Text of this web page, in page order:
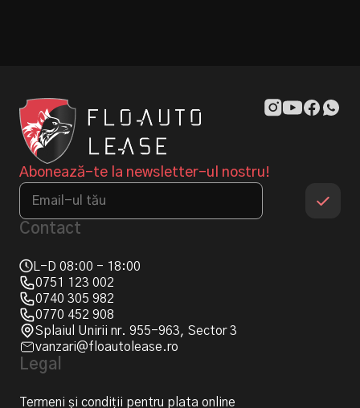
Abonează-te la newsletter-ul nostru!
Contact
L-D 08:00 - 18:00
0751 123 002
0740 305 982
0770 452 908
Splaiul Unirii nr. 955-963, Sector 3
vanzari@floautolease.ro
Legal
Termeni și condiții pentru plata online